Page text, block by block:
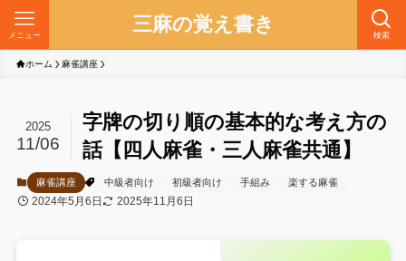
三麻の覚え書き 検索
メニュー
ホーム 麻雀講座
字牌の切り順の基本的な考え方の
話【四人麻雀・三人麻雀共通】
2025
11/06
麻雀講座 中級者向け 初級者向け 手組み 楽する麻雀
2024年5月6日 2025年11月6日